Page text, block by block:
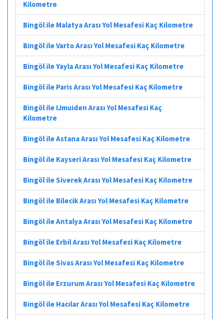
Kilometre
Bingöl ile Malatya Arası Yol Mesafesi Kaç Kilometre
Bingöl ile Varto Arası Yol Mesafesi Kaç Kilometre
Bingöl ile Yayla Arası Yol Mesafesi Kaç Kilometre
Bingöl ile Paris Arası Yol Mesafesi Kaç Kilometre
Bingöl ile IJmuiden Arası Yol Mesafesi Kaç
Kilometre
Bingöl ile Astana Arası Yol Mesafesi Kaç Kilometre
Bingöl ile Kayseri Arası Yol Mesafesi Kaç Kilometre
Bingöl ile Siverek Arası Yol Mesafesi Kaç Kilometre
Bingöl ile Bilecik Arası Yol Mesafesi Kaç Kilometre
Bingöl ile Antalya Arası Yol Mesafesi Kaç Kilometre
Bingöl ile Erbil Arası Yol Mesafesi Kaç Kilometre
Bingöl ile Sivas Arası Yol Mesafesi Kaç Kilometre
Bingöl ile Erzurum Arası Yol Mesafesi Kaç Kilometre
Bingöl ile Hacılar Arası Yol Mesafesi Kaç Kilometre